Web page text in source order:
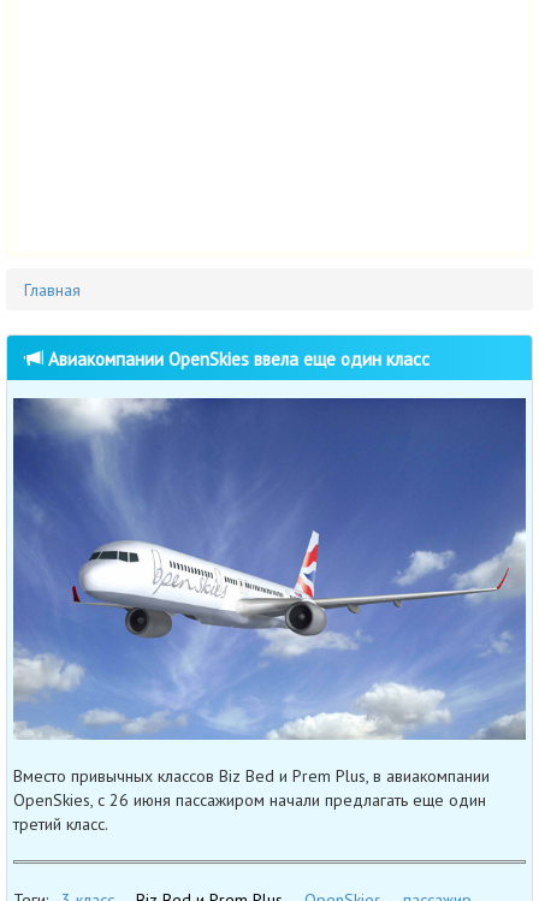
Главная
Авиакомпании OpenSkies ввела еще один класс
Вместо привычных классов Biz Bed и Prem Plus, в авиакомпании
OpenSkies, с 26 июня пассажиром начали предлагать еще один
третий класс.